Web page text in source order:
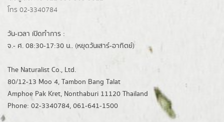
โทร 02-3340784
วัน-เวลา เปิดทำการ :
จ.- ศ. 08:30-17:30 น.. (หยุดวันเสาร์-อาทิตย์)
The Naturalist Co., Ltd.
80/12-13 Moo 4, Tambon Bang Talat
Amphoe Pak Kret, Nonthaburi 11120 Thailand
Phone: 02-3340784, 061-641-1500